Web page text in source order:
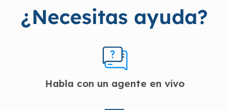
¿Necesitas ayuda?
Habla con un agente en vivo